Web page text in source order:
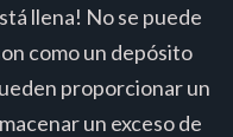
llena! No se puede
como un depósito
proporcionar un
un exceso de